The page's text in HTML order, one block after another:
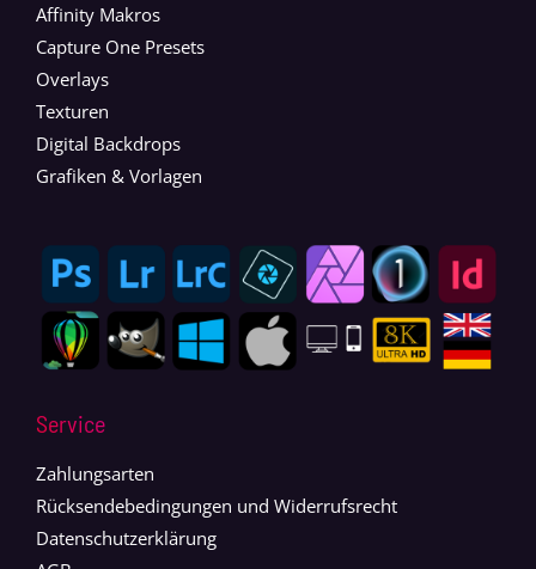
Affinity Makros
Capture One Presets
Overlays
Texturen
Digital Backdrops
Grafiken & Vorlagen
Service
Zahlungsarten
Rücksendebedingungen und Widerrufsrecht
Datenschutzerklärung